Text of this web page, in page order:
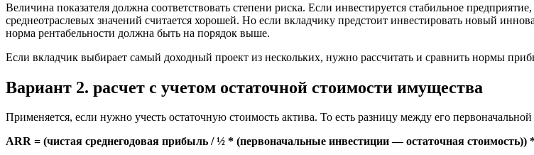
Величина показателя должна соответствовать степени риска. Если инвестируется стабильное
среднеотраслевых значений считается хорошей. Но если вкладчику предстоит инвестировать новый
норма рентабельности должна быть на порядок выше.
Если вкладчик выбирает самый доходный проект из нескольких, нужно рассчитать и сравнить нормы
Вариант 2. расчет с учетом остаточной стоимости имущества
Применяется, если нужно учесть остаточную стоимость актива. То есть разницу между его
ARR = (чистая среднегодовая прибыль / ½ * (первоначальные инвестиции — остаточная стоимость))